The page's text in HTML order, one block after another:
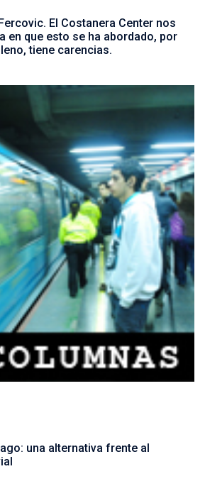
El Costanera Center nos
en que esto se ha abordado, por
tiene carencias.
una alternativa frente al